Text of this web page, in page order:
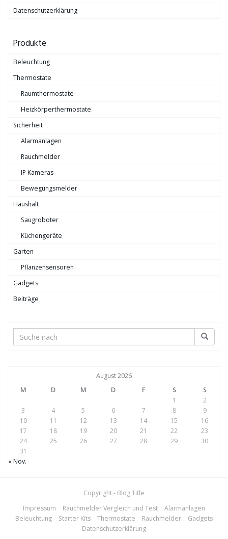
Datenschutzerklärung
Produkte
Beleuchtung
Thermostate
Raumthermostate
Heizkörperthermostate
Sicherheit
Alarmanlagen
Rauchmelder
IP Kameras
Bewegungsmelder
Haushalt
Saugroboter
Küchengeräte
Garten
Pflanzensensoren
Gadgets
Beiträge
August 2026
M
D M D F S
S
1
2
3
4 5 6 7 8
9
10
11 12 13 14 15
16
17
18 19 20 21 22
23
24
25 26 27 28 29
30
31
« Nov.
Copyright - Blog Title
Impressum
Rauchmelder Vergleich und Test
Alarmanlagen
Beleuchtung
Starter Kits Thermostate Rauchmelder
Gadgets
Datenschutzerklärung